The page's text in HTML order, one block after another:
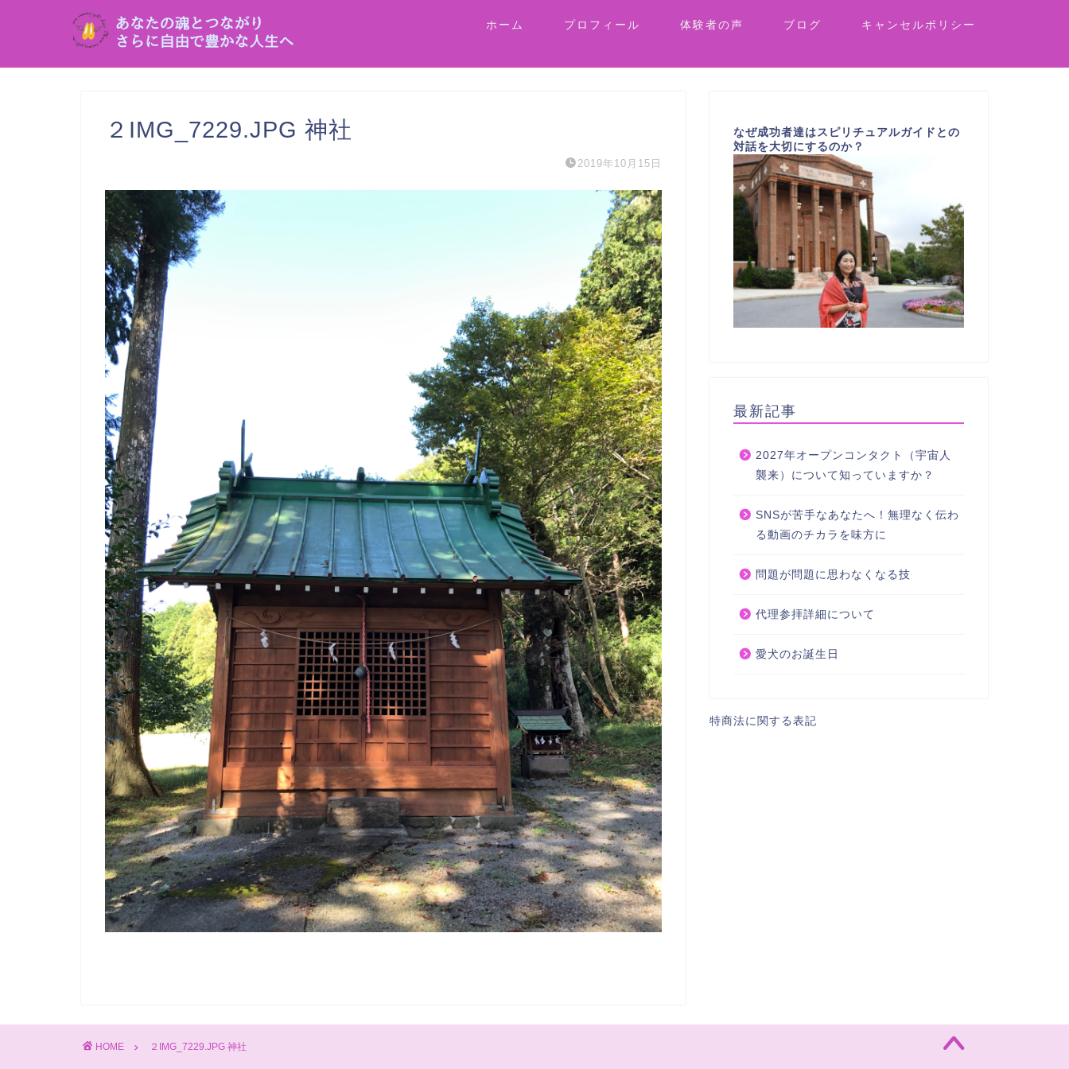
ホーム プロフィール 体験者の声 ブログ キャンセルポリシー
２IMG_7229.JPG 神社
2019年10月15日
なぜ成功者達はスピリチュアルガイドとの
対話を大切にするのか？
最新記事
2027年オープンコンタクト（宇宙人
襲来）について知っていますか？
SNSが苦手なあなたへ！無理なく伝わ
る動画のチカラを味方に
問題が問題に思わなくなる技
代理参拝詳細について
愛犬のお誕生日
特商法に関する表記
HOME ２IMG_7229.JPG 神社